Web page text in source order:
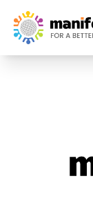
Your Company